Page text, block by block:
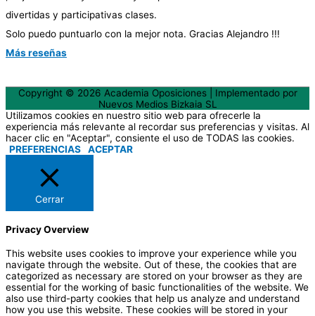
divertidas y participativas clases.
Solo puedo puntuarlo con la mejor nota. Gracias Alejandro !!!
Más reseñas
Copyright © 2026 Academia Oposiciones | Implementado por
Nuevos Medios Bizkaia SL
Utilizamos cookies en nuestro sitio web para ofrecerle la
experiencia más relevante al recordar sus preferencias y visitas. Al
hacer clic en "Aceptar", consiente el uso de TODAS las cookies.
PREFERENCIAS
ACEPTAR
Cerrar
Privacy Overview
This website uses cookies to improve your experience while you
navigate through the website. Out of these, the cookies that are
categorized as necessary are stored on your browser as they are
essential for the working of basic functionalities of the website. We
also use third-party cookies that help us analyze and understand
how you use this website. These cookies will be stored in your